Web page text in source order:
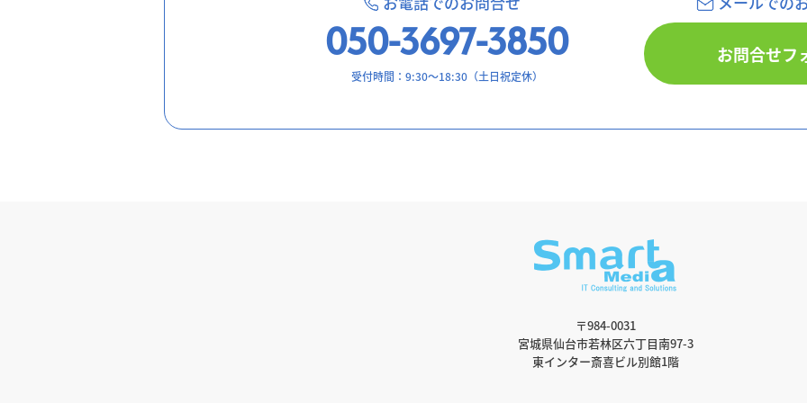
050-3697-3850
受付時間：9:30〜18:30（土日祝定休）
お問合せフ
〒984-0031
宮城県仙台市若林区六丁目南97-3
東インター斎喜ビル別館1階